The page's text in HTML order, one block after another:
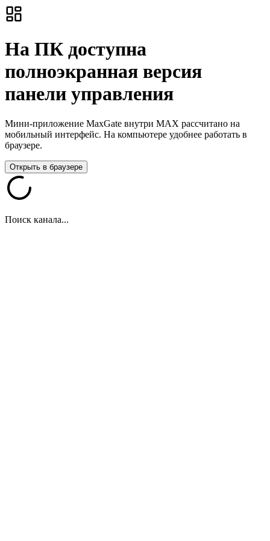
На ПК доступна
полноэкранная версия
панели управления
Мини-приложение MaxGate внутри MAX рассчитано на
мобильный интерфейс. На компьютере удобнее работать в
браузере.
Открыть в браузере
Поиск канала...